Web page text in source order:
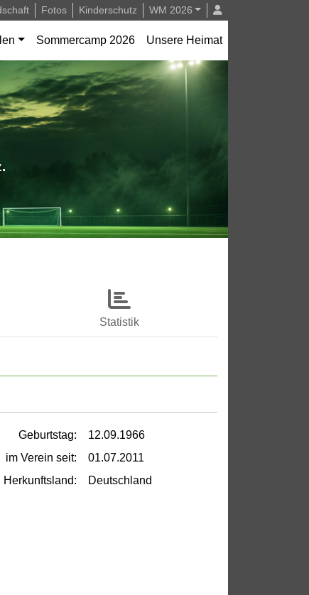
Fotos Kinderschutz WM 2026
Sommercamp 2026 Unsere Heimat
Statistik
Geburtstag:
12.09.1966
im Verein seit:
01.07.2011
Herkunftsland:
Deutschland